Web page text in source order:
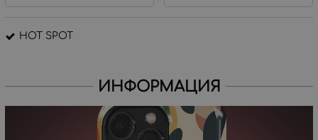
HOT SPOT
ИНФОРМАЦИЯ